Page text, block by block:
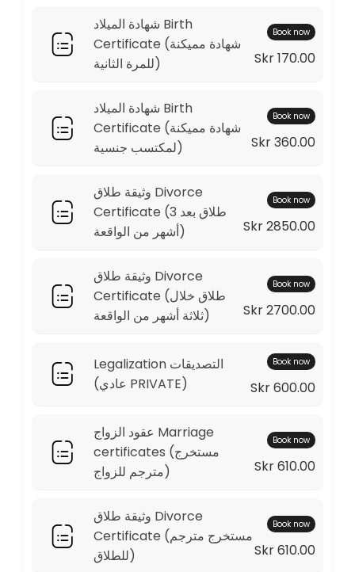
Thursday: 09:00 – 13:00
Friday: 09:00 – 13:00
Saturday: 09:00 – 17:00
شهادة الميلاد Birth
Certificate (شهادة مميكنة
للمرة الثانية)
Book now
Skr 170.00
شهادة الميلاد Birth
Certificate (شهادة مميكنة
لمكتسب جنسية)
Book now
Skr 360.00
وثيقة طلاق Divorce
Certificate (طلاق بعد 3
أشهر من الواقعة)
Book now
Skr 2850.00
وثيقة طلاق Divorce
Certificate (طلاق خلال
ثلاثة أشهر من الواقعة)
Book now
Skr 2700.00
Legalization التصديقات
(عادي PRIVATE)
Book now
Skr 600.00
عقود الزواج Marriage
certificates (مستخرج
مترجم للزواج)
Book now
Skr 610.00
وثيقة طلاق Divorce
Certificate (مستخرج مترجم
للطلاق)
Book now
Skr 610.00